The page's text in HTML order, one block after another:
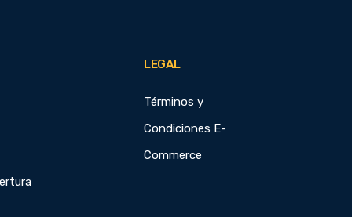
LEGAL
Términos y
Condiciones E-
Commerce